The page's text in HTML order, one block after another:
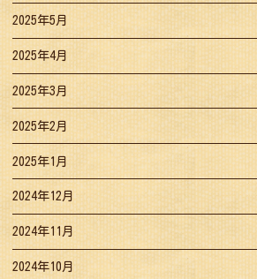
2025年5月
2025年4月
2025年3月
2025年2月
2025年1月
2024年12月
2024年11月
2024年10月